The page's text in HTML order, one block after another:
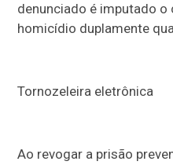
denunciado é imputado
homicídio duplamente
Tornozeleira eletrônica
Ao revogar a prisão